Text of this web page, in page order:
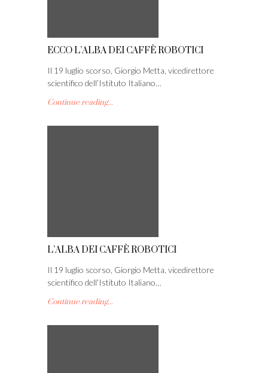
ECCO L’ALBA DEI CAFFÈ ROBOTICI
Il 19 luglio scorso, Giorgio Metta, vicedirettore
scientifico dell’Istituto Italiano…
Continue reading...
L’ALBA DEI CAFFÈ ROBOTICI
Il 19 luglio scorso, Giorgio Metta, vicedirettore
scientifico dell’Istituto Italiano…
Continue reading...